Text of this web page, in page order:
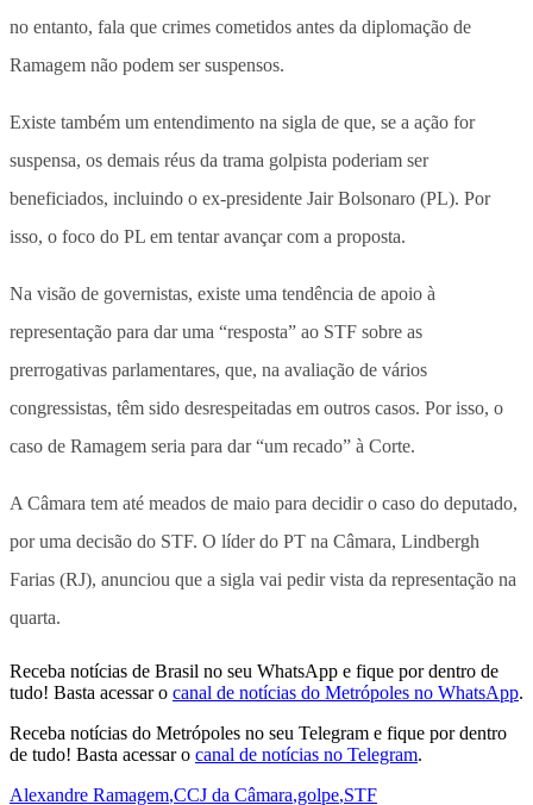
no entanto, fala que crimes cometidos antes da diplomação de
Ramagem não podem ser suspensos.
Existe também um entendimento na sigla de que, se a ação for
suspensa, os demais réus da trama golpista poderiam ser
beneficiados, incluindo o ex-presidente Jair Bolsonaro (PL). Por
isso, o foco do PL em tentar avançar com a proposta.
Na visão de governistas, existe uma tendência de apoio à
representação para dar uma “resposta” ao STF sobre as
prerrogativas parlamentares, que, na avaliação de vários
congressistas, têm sido desrespeitadas em outros casos. Por isso, o
caso de Ramagem seria para dar “um recado” à Corte.
A Câmara tem até meados de maio para decidir o caso do deputado,
por uma decisão do STF. O líder do PT na Câmara, Lindbergh
Farias (RJ), anunciou que a sigla vai pedir vista da representação na
quarta.
Receba notícias de Brasil no seu WhatsApp e fique por dentro de
tudo! Basta acessar o canal de notícias do Metrópoles no WhatsApp.
Receba notícias do Metrópoles no seu Telegram e fique por dentro
de tudo! Basta acessar o canal de notícias no Telegram.
Alexandre Ramagem,CCJ da Câmara,golpe,STF